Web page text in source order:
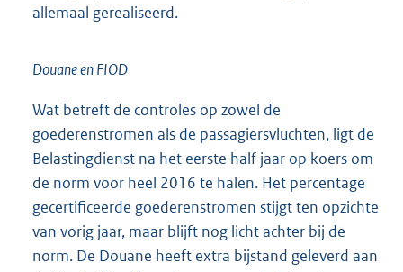
allemaal gerealiseerd.
Douane en FIOD
Wat betreft de controles op zowel de
goederenstromen als de passagiersvluchten, ligt de
Belastingdienst na het eerste half jaar op koers om
de norm voor heel 2016 te halen. Het percentage
gecertificeerde goederenstromen stijgt ten opzichte
van vorig jaar, maar blijft nog licht achter bij de
norm. De Douane heeft extra bijstand geleverd aan